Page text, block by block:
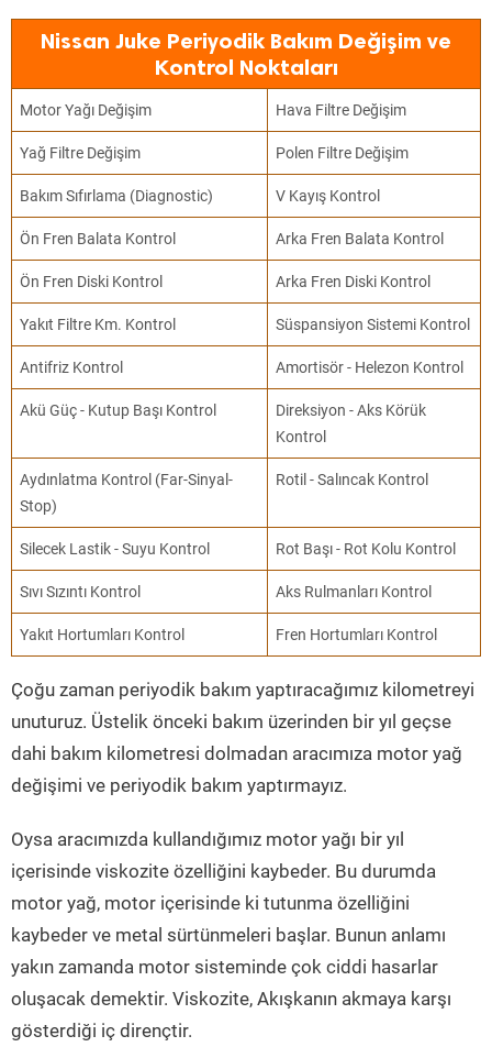
Nissan Juke Periyodik Bakım Değişim ve
Kontrol Noktaları
Motor Yağı Değişim Hava Filtre Değişim
Yağ Filtre Değişim Polen Filtre Değişim
Bakım Sıfırlama (Diagnostic) V Kayış Kontrol
Ön Fren Balata Kontrol Arka Fren Balata Kontrol
Ön Fren Diski Kontrol Arka Fren Diski Kontrol
Yakıt Filtre Km. Kontrol Süspansiyon Sistemi Kontrol
Antifriz Kontrol Amortisör - Helezon Kontrol
Akü Güç - Kutup Başı Kontrol
Direksiyon - Aks Körük
Kontrol
Aydınlatma Kontrol (Far-Sinyal-
Stop)
Rotil - Salıncak Kontrol
Silecek Lastik - Suyu Kontrol Rot Başı - Rot Kolu Kontrol
Sıvı Sızıntı Kontrol Aks Rulmanları Kontrol
Yakıt Hortumları Kontrol Fren Hortumları Kontrol
Çoğu zaman periyodik bakım yaptıracağımız kilometreyi
unuturuz. Üstelik önceki bakım üzerinden bir yıl geçse
dahi bakım kilometresi dolmadan aracımıza motor yağ
değişimi ve periyodik bakım yaptırmayız.
Oysa aracımızda kullandığımız motor yağı bir yıl
içerisinde viskozite özelliğini kaybeder. Bu durumda
motor yağ, motor içerisinde ki tutunma özelliğini
kaybeder ve metal sürtünmeleri başlar. Bunun anlamı
yakın zamanda motor sisteminde çok ciddi hasarlar
oluşacak demektir. Viskozite, Akışkanın akmaya karşı
gösterdiği iç dirençtir.